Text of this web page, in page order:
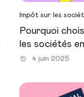
Impôt sur les
Pourquoi
les sociétés
4 juin 2025